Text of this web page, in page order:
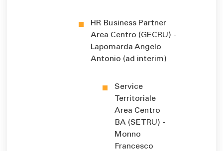
HR Business Partner
Area Centro (GECRU) -
Lapomarda Angelo
Antonio (ad interim)
Service
Territoriale
Area Centro
BA (SETRU) -
Monno
Francesco